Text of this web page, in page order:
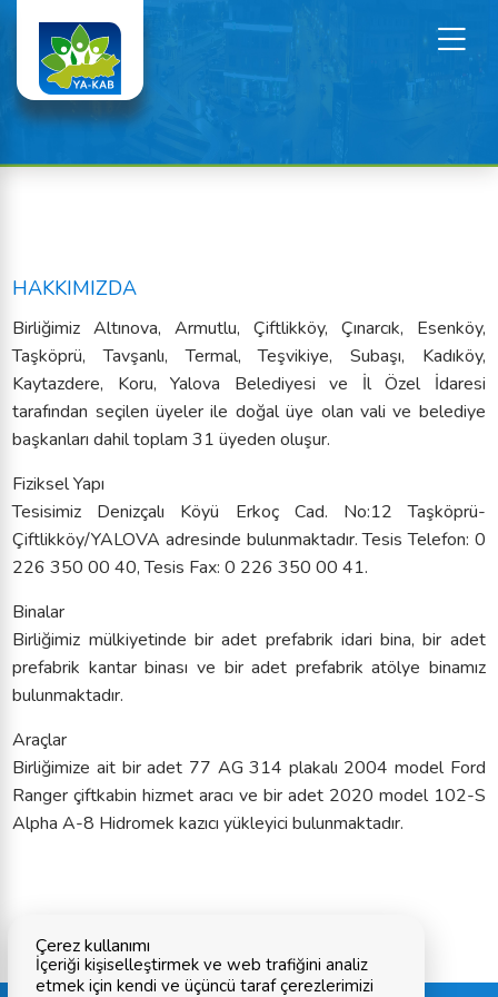
HAKKIMIZDA
Birliğimiz Altınova, Armutlu, Çiftlikköy, Çınarcık, Esenköy,
Taşköprü, Tavşanlı, Termal, Teşvikiye, Subaşı, Kadıköy,
Kaytazdere, Koru, Yalova Belediyesi ve İl Özel İdaresi
tarafından seçilen üyeler ile doğal üye olan vali ve belediye
başkanları dahil toplam 31 üyeden oluşur.
Fiziksel Yapı
Tesisimiz Denizçalı Köyü Erkoç Cad. No:12 Taşköprü-
Çiftlikköy/YALOVA adresinde bulunmaktadır. Tesis Telefon: 0
226 350 00 40, Tesis Fax: 0 226 350 00 41.
Binalar
Birliğimiz mülkiyetinde bir adet prefabrik idari bina, bir adet
prefabrik kantar binası ve bir adet prefabrik atölye binamız
bulunmaktadır.
Araçlar
Birliğimize ait bir adet 77 AG 314 plakalı 2004 model Ford
Ranger çiftkabin hizmet aracı ve bir adet 2020 model 102-S
Alpha A-8 Hidromek kazıcı yükleyici bulunmaktadır.
Çerez kullanımı
İçeriği kişiselleştirmek ve web trafiğini analiz
etmek için kendi ve üçüncü taraf çerezlerimizi